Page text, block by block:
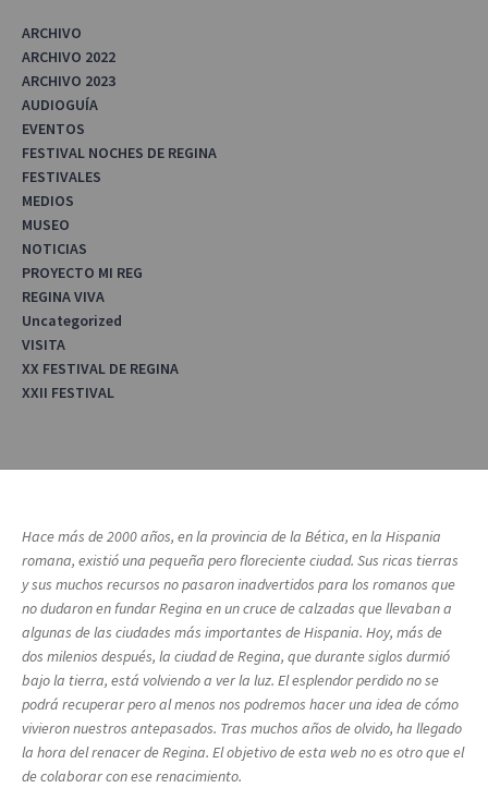
ARCHIVO
ARCHIVO 2022
ARCHIVO 2023
AUDIOGUÍA
EVENTOS
FESTIVAL NOCHES DE REGINA
FESTIVALES
MEDIOS
MUSEO
NOTICIAS
PROYECTO MI REG
REGINA VIVA
Uncategorized
VISITA
XX FESTIVAL DE REGINA
XXII FESTIVAL
Hace más de 2000 años, en la provincia de la Bética, en la Hispania
romana, existió una pequeña pero floreciente ciudad. Sus ricas tierras
y sus muchos recursos no pasaron inadvertidos para los romanos que
no dudaron en fundar Regina en un cruce de calzadas que llevaban a
algunas de las ciudades más importantes de Hispania. Hoy, más de
dos milenios después, la ciudad de Regina, que durante siglos durmió
bajo la tierra, está volviendo a ver la luz. El esplendor perdido no se
podrá recuperar pero al menos nos podremos hacer una idea de cómo
vivieron nuestros antepasados. Tras muchos años de olvido, ha llegado
la hora del renacer de Regina. El objetivo de esta web no es otro que el
de colaborar con ese renacimiento.